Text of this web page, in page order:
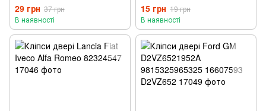
29 грн 37 грн
В наявності
15 грн 19 грн
В наявності